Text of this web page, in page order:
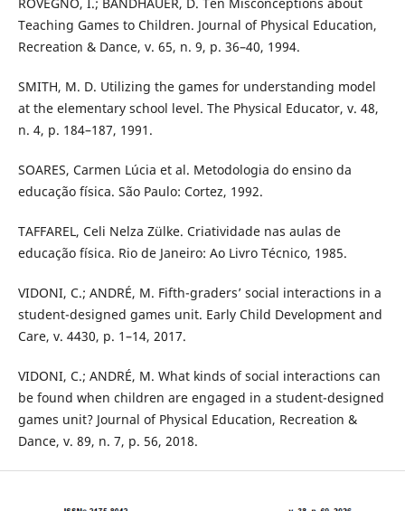
Teaching Games to Children. Journal of Physical Education,
Recreation & Dance, v. 65, n. 9, p. 36–40, 1994.
SMITH, M. D. Utilizing the games for understanding model
at the elementary school level. The Physical Educator, v. 48,
n. 4, p. 184–187, 1991.
SOARES, Carmen Lúcia et al. Metodologia do ensino da
educação física. São Paulo: Cortez, 1992.
TAFFAREL, Celi Nelza Zülke. Criatividade nas aulas de
educação física. Rio de Janeiro: Ao Livro Técnico, 1985.
VIDONI, C.; ANDRÉ, M. Fifth-graders’ social interactions in a
student-designed games unit. Early Child Development and
Care, v. 4430, p. 1–14, 2017.
VIDONI, C.; ANDRÉ, M. What kinds of social interactions can
be found when children are engaged in a student-designed
games unit? Journal of Physical Education, Recreation &
Dance, v. 89, n. 7, p. 56, 2018.